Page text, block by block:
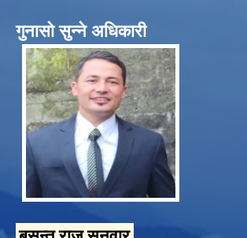
गुनासो सुन्ने अधिकारी